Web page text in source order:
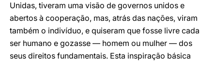
Unidas, tiveram uma visão de governos unidos e
abertos à cooperação, mas, atrás das nações, viram
também o indivíduo, e quiseram que fosse livre cada
ser humano e gozasse — homem ou mulher — dos
seus direitos fundamentais. Esta inspiração básica